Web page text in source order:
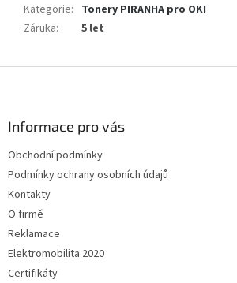
Kategorie: Tonery PIRANHA pro OKI
Záruka: 5 let
Informace pro vás
Obchodní podmínky
Podmínky ochrany osobních údajů
Kontakty
O firmě
Reklamace
Elektromobilita 2020
Certifikáty